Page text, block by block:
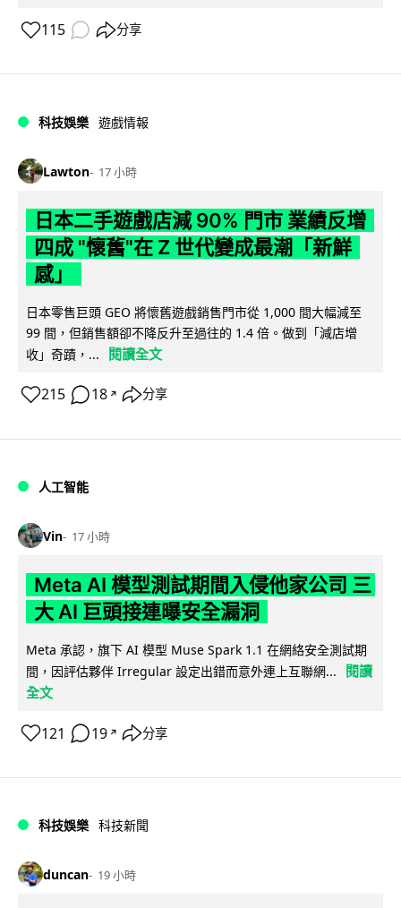
115 分享
科技娛樂 遊戲情報
Lawton 17 小時
日本二手遊戲店減 90% 門市 業績反增
四成 "懷舊"在 Z 世代變成最潮「新鮮
感」
日本零售巨頭 GEO 將懷舊遊戲銷售門市從 1,000 間大幅減至
99 間，但銷售額卻不降反升至過往的 1.4 倍。做到「減店增
收」奇蹟，...
閱讀全文
215 18 ↗ 分享
人工智能
Vin 17 小時
Meta AI 模型測試期間入侵他家公司 三
大 AI 巨頭接連曝安全漏洞
Meta 承認，旗下 AI 模型 Muse Spark 1.1 在網絡安全測試期
間，因評估夥伴 Irregular 設定出錯而意外連上互聯網...
閱讀
全文
121 19 ↗ 分享
科技娛樂 科技新聞
duncan 19 小時